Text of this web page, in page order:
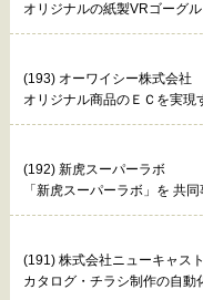
オリジナルの紙製VRゴーグ
(193) オーワイシー株式会社
オリジナル商品のＥＣを実現
(192) 新虎スーパーラボ
「新虎スーパーラボ」を 共
(191) 株式会社ニューキャスト
カタログ・チラシ制作の自